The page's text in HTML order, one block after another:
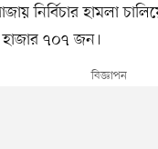
নির্বিচার হামলা
হাজার ৭০৭ জন।